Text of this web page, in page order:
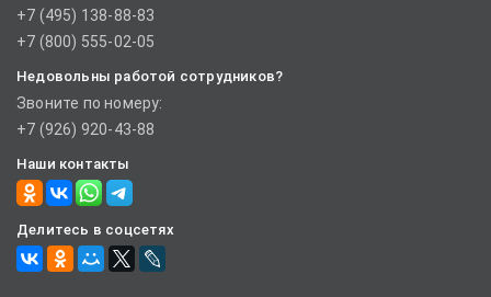
+7 (495) 138-88-83
+7 (800) 555-02-05
Недовольны работой сотрудников?
Звоните по номеру:
+7 (926) 920-43-88
Наши контакты
Делитесь в соцсетях